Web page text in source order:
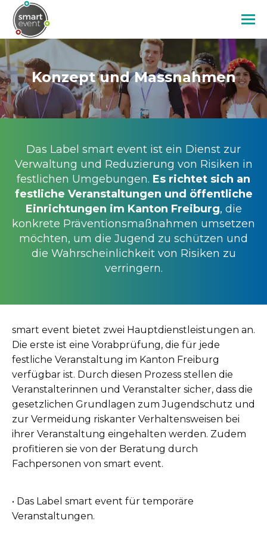
Direkt
zum
Inhalt
Image
Konzept und Massnahmen
Das Label smart event ist ein Dienst zur
Verwaltung und Reduzierung von Risiken in
festlichen Umgebungen. Es richtet sich an
festliche Veranstaltungen und öffentliche
Einrichtungen im Kanton Freiburg, die
konkrete Präventionsmaßnahmen umsetzen
möchten, um die Jugend zu schützen und
die Wahrscheinlichkeit von Risiken zu
verringern.
smart event bietet zwei Hauptdienstleistungen an.
Die erste ist eine Vorabprüfung, die für jede
festliche Veranstaltung im Kanton Freiburg
verfügbar ist. Durch diesen Prozess stellen die
Veranstalterinnen und Veranstalter sicher, dass die
gesetzlichen Grundlagen zum Jugendschutz und
zur Vermeidung riskanter Verhaltensweisen bei
ihrer Veranstaltung eingehalten werden. Zudem
profitieren sie von der Beratung durch
Fachpersonen von smart event.
• Das Label smart event für temporäre
Veranstaltungen.